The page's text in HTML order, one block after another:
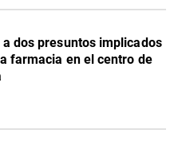
a dos presuntos implicados
farmacia en el centro de